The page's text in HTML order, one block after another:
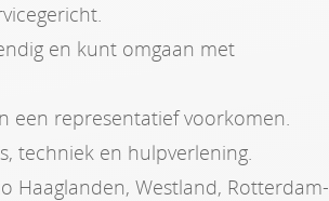
en kunt omgaan met
een representatief voorkomen.
techniek en hulpverlening.
Haaglanden, Westland, Rotterdam-